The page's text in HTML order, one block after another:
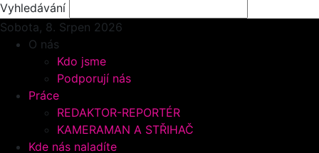
Vyhledávání
Sobota, 8. Srpen 2026
O nás
Kdo jsme
Podporují nás
Práce
REDAKTOR-REPORTÉR
KAMERAMAN A STŘIHAČ
Kde nás naladíte